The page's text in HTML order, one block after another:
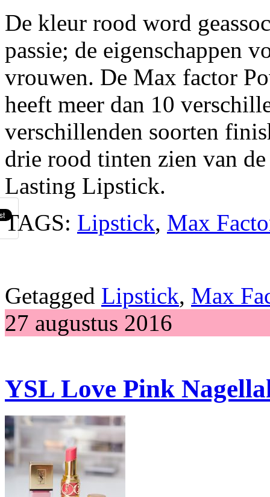
De kleur rood word
passie; de eigenschappen
vrouwen. De Max factor
heeft meer dan 10
verschillenden soorten
drie rood tinten zien van
Lasting Lipstick.
TAGS: Lipstick, Max
Getagged Lipstick, Max
27 augustus 2016
YSL Love Pink